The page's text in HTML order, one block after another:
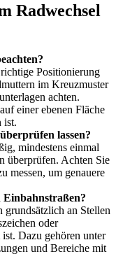
Radwechsel
Positionierung
im Kreuzmuster
achten.
einer ebenen Fläche
ist.
lassen?
mindestens einmal
überprüfen. Achten Sie
messen, um genauere
Einbahnstraßen?
grundsätzlich an Stellen
oder
Dazu gehören unter
und Bereiche mit